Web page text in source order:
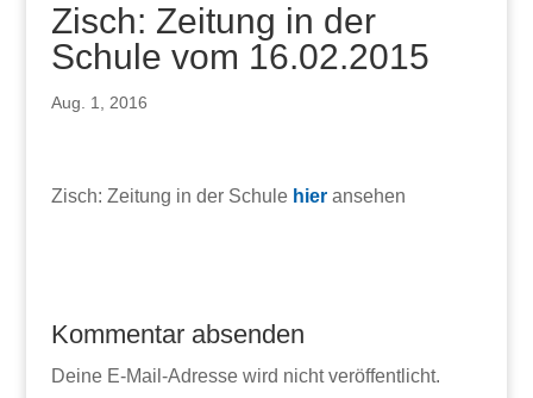
Zisch: Zeitung in der
Schule vom 16.02.2015
Aug. 1, 2016
Zisch: Zeitung in der Schule hieransehen
Kommentar absenden
Deine E-Mail-Adresse wird nicht veröffentlicht.